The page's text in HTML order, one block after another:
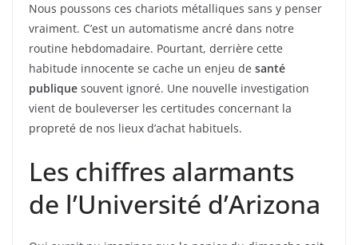
Nous poussons ces chariots métalliques sans y penser
vraiment. C’est un automatisme ancré dans notre
routine hebdomadaire. Pourtant, derrière cette
habitude innocente se cache un enjeu de santé
publique souvent ignoré. Une nouvelle investigation
vient de bouleverser les certitudes concernant la
propreté de nos lieux d’achat habituels.
Les chiffres alarmants
de l’Université d’Arizona